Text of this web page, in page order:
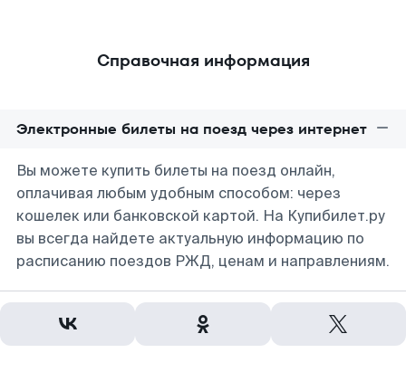
Справочная информация
Электронные билеты на поезд через интернет
Вы можете купить билеты на поезд онлайн,
оплачивая любым удобным способом: через
кошелек или банковской картой. На Купибилет.ру
вы всегда найдете актуальную информацию по
расписанию поездов РЖД, ценам и направлениям.